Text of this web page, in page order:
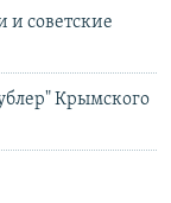
и советские
Крымского